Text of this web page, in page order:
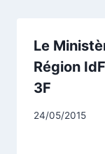
Le
Région
3F
Par
24/05/2015